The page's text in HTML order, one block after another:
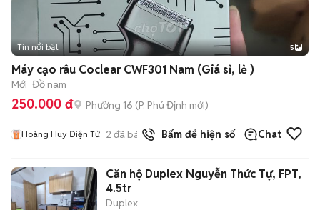
Tin nổi bật 5
Máy cạo râu Coclear CWF301 Nam (Giá sỉ, lẻ )
Mới Đồ nam
250.000 đ Phường 16 (P. Phú Định mới)
Hoàng Huy Điện Tử 2 đã bán Bấm để hiện số Chat
Căn hộ Duplex Nguyễn Thức Tự, FPT,
4.5tr
Duplex